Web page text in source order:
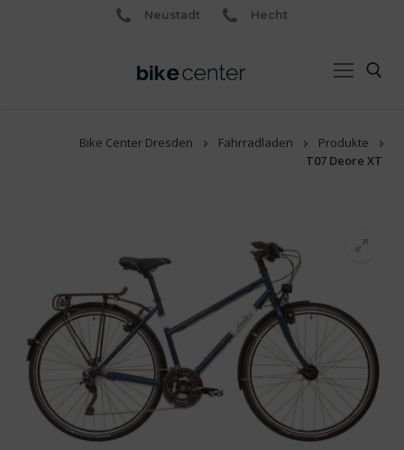
Neustadt Hecht
Bike Center Dresden Fahrradladen
Produkte
T07 Deore XT